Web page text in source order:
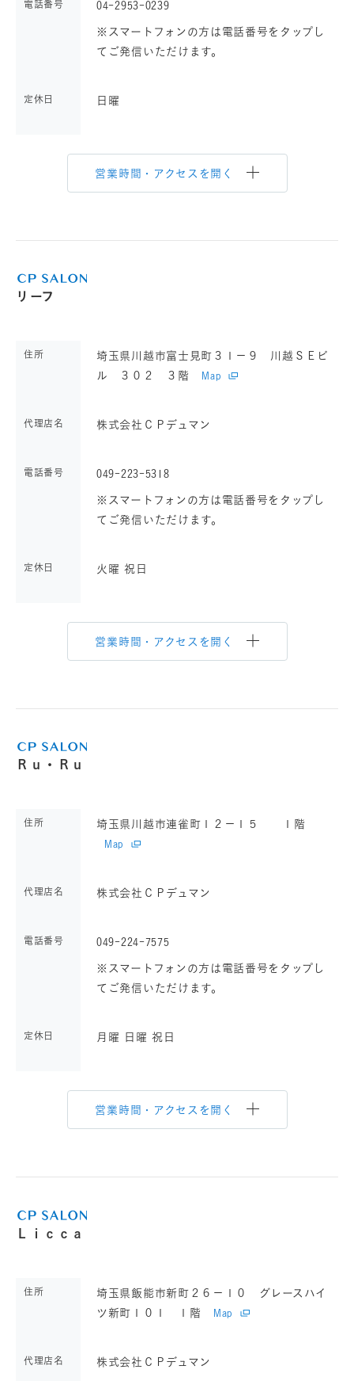
電話番号 04-2953-0239
※スマートフォンの方は電話番号をタップし
てご発信いただけます。
定休日 日曜
営業時間・アクセスを開く
リーフ
住所
埼玉県川越市富士見町３１－９ 川越ＳＥビ
ル ３０２ ３階
Map
代理店名 株式会社ＣＰデュマン
電話番号 049-223-5318
※スマートフォンの方は電話番号をタップし
てご発信いただけます。
定休日 火曜 祝日
営業時間・アクセスを開く
Ｒｕ・Ｒｕ
住所 埼玉県川越市連雀町１２－１５ １階
Map
代理店名 株式会社ＣＰデュマン
電話番号 049-224-7575
※スマートフォンの方は電話番号をタップし
てご発信いただけます。
定休日 月曜 日曜 祝日
営業時間・アクセスを開く
Ｌｉｃｃａ
住所
埼玉県飯能市新町２６－１０ グレースハイ
ツ新町１０１ １階
Map
代理店名 株式会社ＣＰデュマン